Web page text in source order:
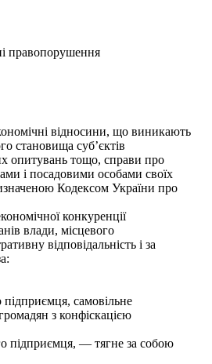
правопорушення
відносини, що виникають
становища суб’єктів
опитувань тощо, справи про
і посадовими особами своїх
Кодексом України про
конкуренції
влади, місцевого
відповідальність і за
самовільне
з конфіскацією
підприємця, — тягне за собою